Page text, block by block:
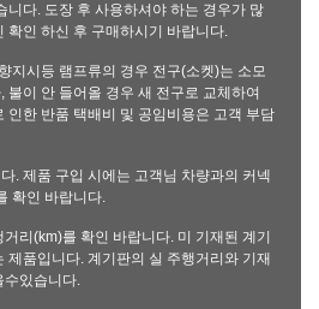
니다. 도장 후 사용하셔야 하는 경우가 많
확인 하신 후 구매하시기 바랍니다.
지시등 램프류의 경우 전구(소켓)는 소모
불이 안 들어올 경우 새 전구로 교체하여
인한 반품 택배비 및 공임비용은 고객 부담
. 제품 구입 시에는 고객님 차량과의 커넥
확인 바랍니다.
리(km)를 확인 바랍니다. 미 기재된 계기
제품입니다. 계기판의 실 주행거리와 기재
수있습니다.